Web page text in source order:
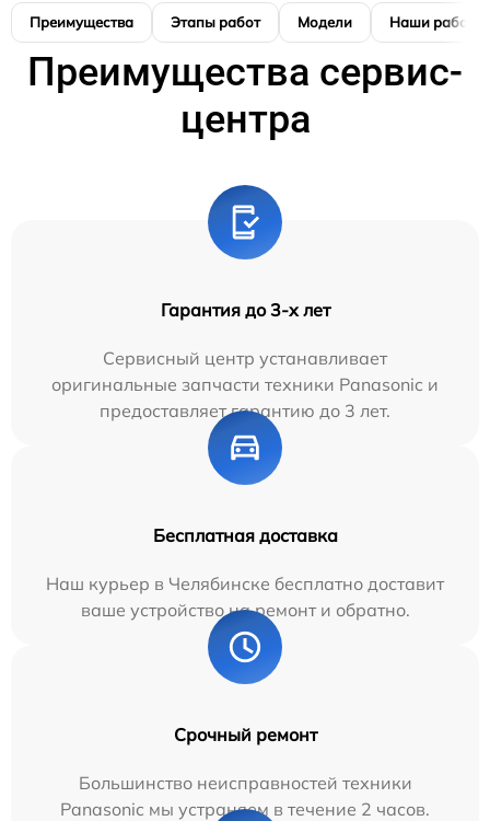
Преимущества Этапы работ Модели Наши работы
Преимущества сервис-
центра
Гарантия до 3-х лет
Сервисный центр устанавливает
оригинальные запчасти техники Panasonic и
предоставляет гарантию до 3 лет.
Бесплатная доставка
Наш курьер в Челябинске бесплатно доставит
ваше устройство на ремонт и обратно.
Срочный ремонт
Большинство неисправностей техники
Panasonic мы устраняем в течение 2 часов.